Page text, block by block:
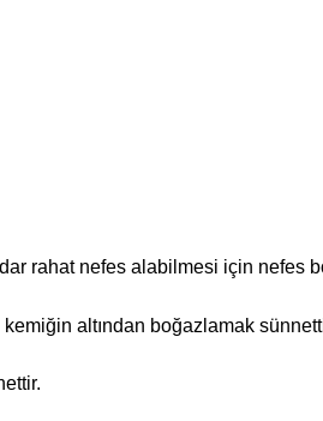
rahat nefes alabilmesi için nefes
altından boğazlamak